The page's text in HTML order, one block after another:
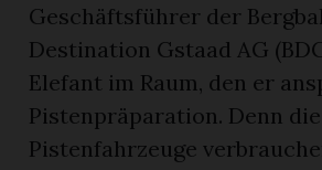
Geschäftsführer der
Destination Gstaad AG
Elefant im Raum, den er
Pistenpräparation. Denn
Pistenfahrzeuge